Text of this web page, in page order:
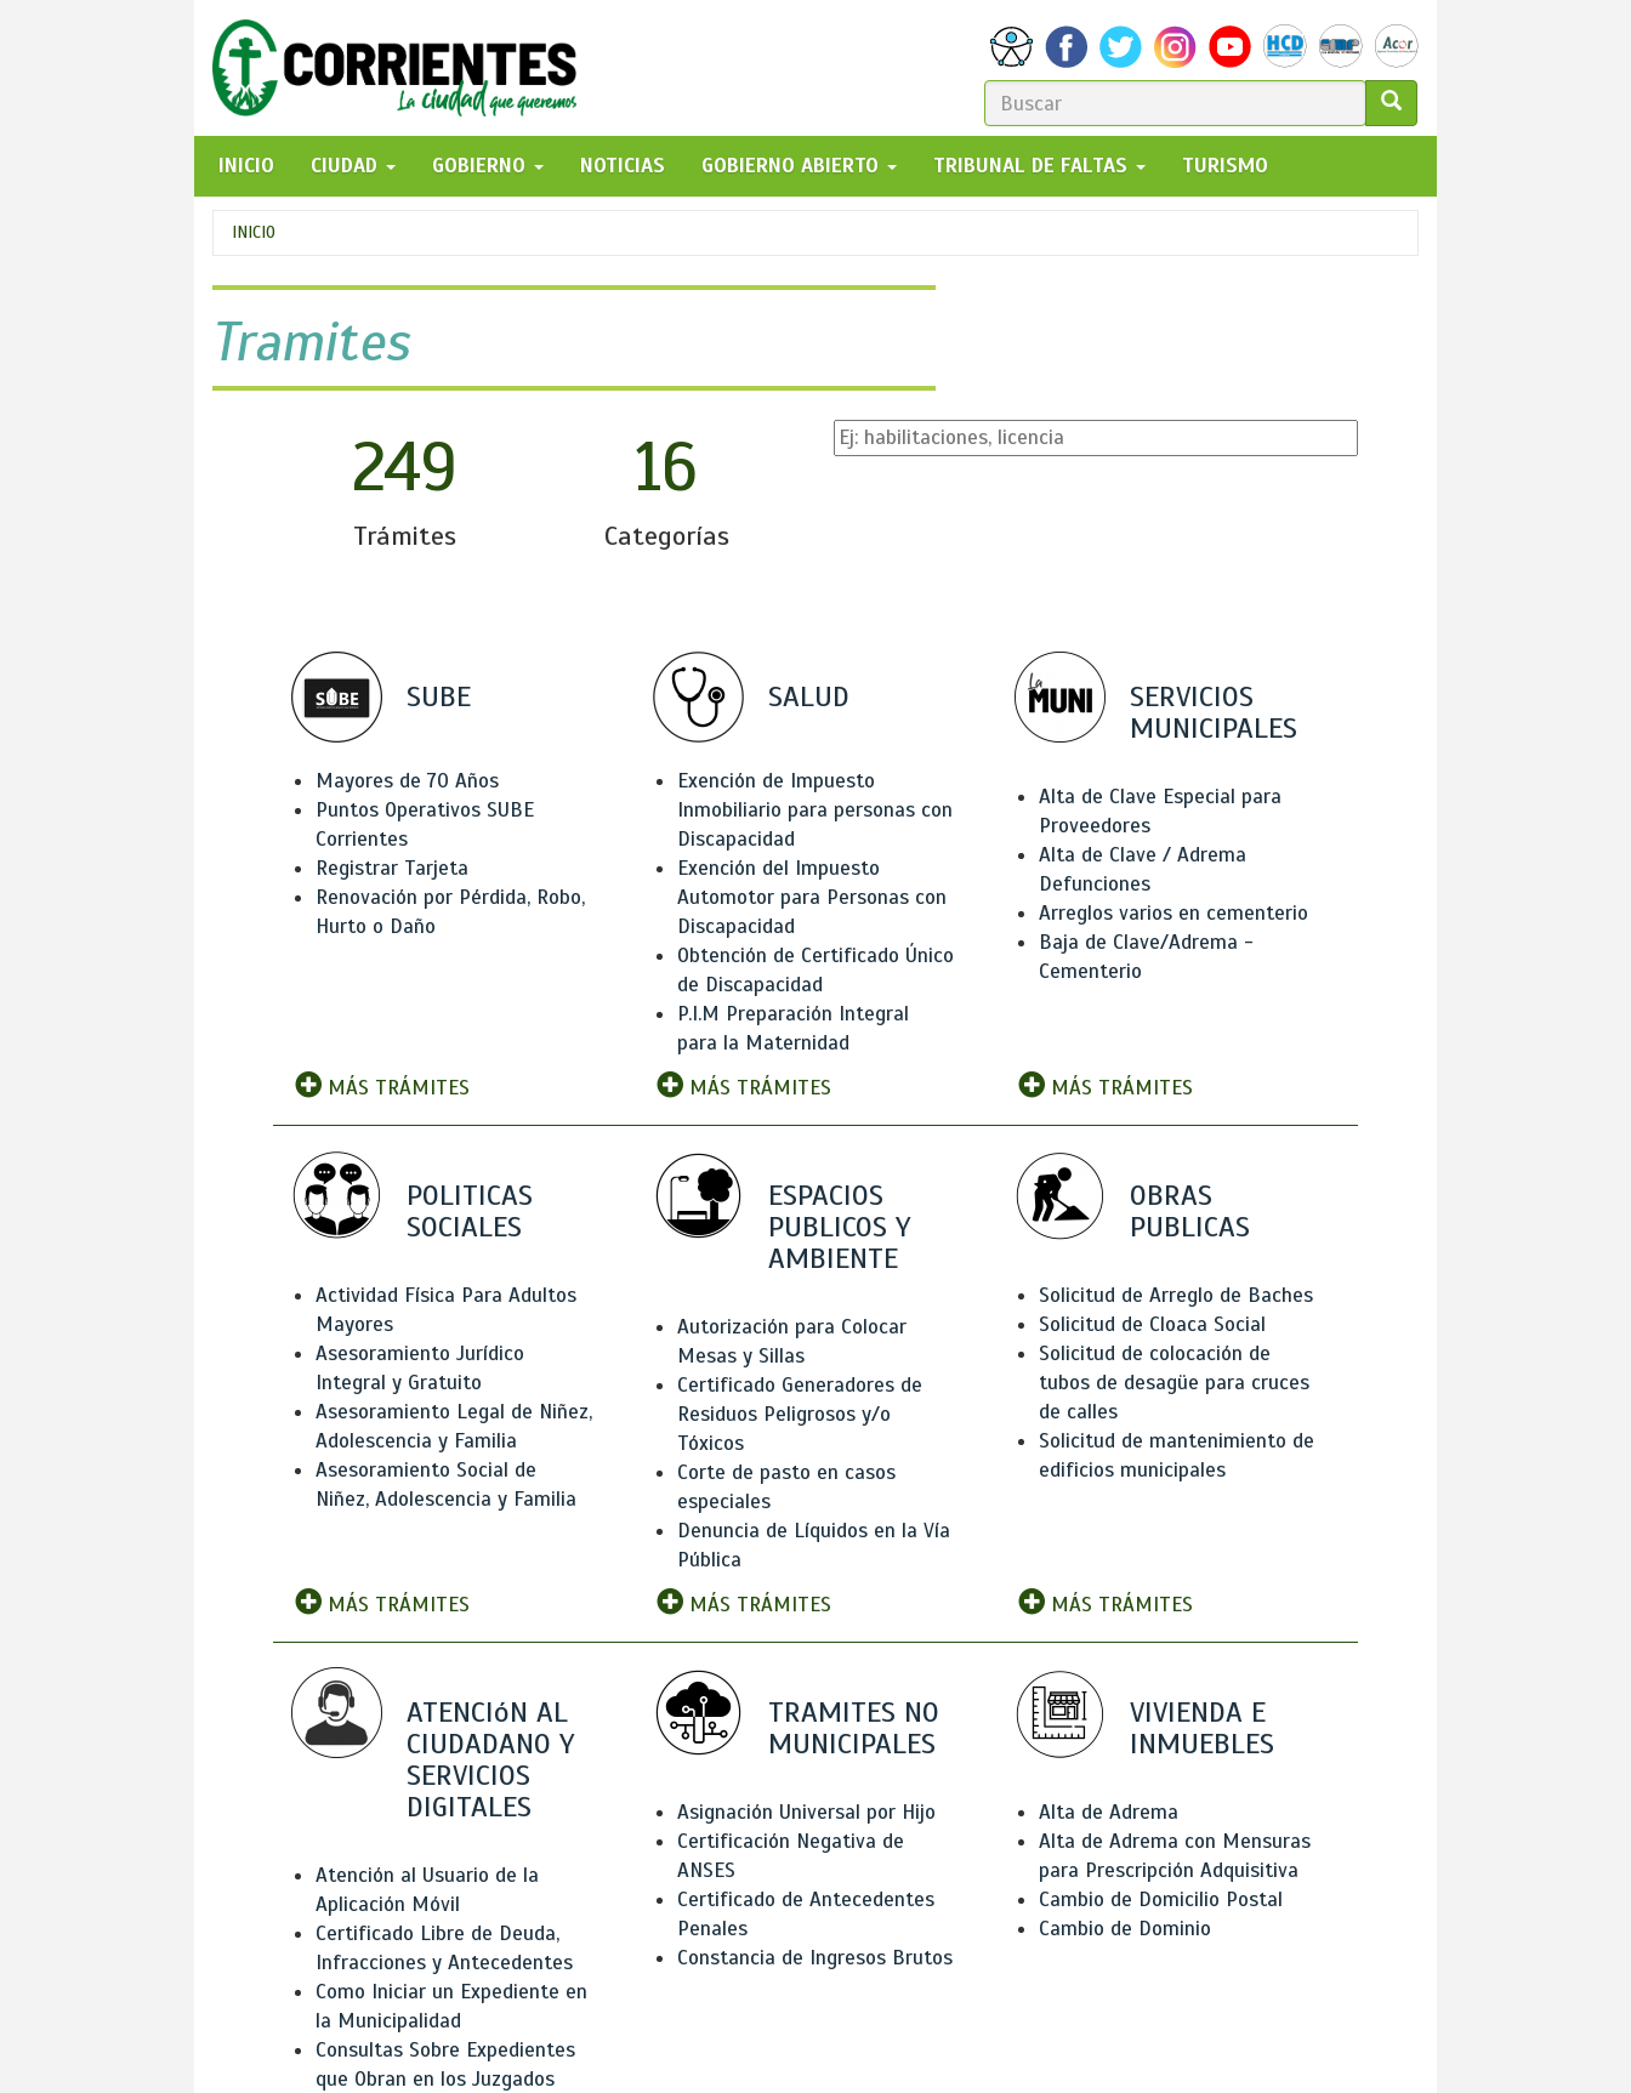
FORMULARIO
DE
BÚSQUEDA
GO!
INICIO
CIUDAD GOBIERNO NOTICIAS GOBIERNO ABIERTO TRIBUNAL DE FALTAS TURISMO
Se
encuentra
usted
aquí
INICIO
Tramites
249
Trámites
16
Categorías
SUBE
Mayores de 70 Años
Puntos Operativos SUBE
Corrientes
Registrar Tarjeta
Renovación por Pérdida, Robo,
Hurto o Daño
MÁS TRÁMITES
SALUD
Exención de Impuesto
Inmobiliario para personas con
Discapacidad
Exención del Impuesto
Automotor para Personas con
Discapacidad
Obtención de Certificado Único
de Discapacidad
P.I.M Preparación Integral
para la Maternidad
MÁS TRÁMITES
SERVICIOS
MUNICIPALES
Alta de Clave Especial para
Proveedores
Alta de Clave / Adrema
Defunciones
Arreglos varios en cementerio
Baja de Clave/Adrema -
Cementerio
MÁS TRÁMITES
POLITICAS
SOCIALES
Actividad Física Para Adultos
Mayores
Asesoramiento Jurídico
Integral y Gratuito
Asesoramiento Legal de Niñez,
Adolescencia y Familia
Asesoramiento Social de
Niñez, Adolescencia y Familia
MÁS TRÁMITES
ESPACIOS
PUBLICOS Y
AMBIENTE
Autorización para Colocar
Mesas y Sillas
Certificado Generadores de
Residuos Peligrosos y/o
Tóxicos
Corte de pasto en casos
especiales
Denuncia de Líquidos en la Vía
Pública
MÁS TRÁMITES
OBRAS
PUBLICAS
Solicitud de Arreglo de Baches
Solicitud de Cloaca Social
Solicitud de colocación de
tubos de desagüe para cruces
de calles
Solicitud de mantenimiento de
edificios municipales
MÁS TRÁMITES
ATENCIóN AL
CIUDADANO Y
SERVICIOS
DIGITALES
Atención al Usuario de la
Aplicación Móvil
Certificado Libre de Deuda,
Infracciones y Antecedentes
Como Iniciar un Expediente en
la Municipalidad
Consultas Sobre Expedientes
que Obran en los Juzgados
TRAMITES NO
MUNICIPALES
Asignación Universal por Hijo
Certificación Negativa de
ANSES
Certificado de Antecedentes
Penales
Constancia de Ingresos Brutos
VIVIENDA E
INMUEBLES
Alta de Adrema
Alta de Adrema con Mensuras
para Prescripción Adquisitiva
Cambio de Domicilio Postal
Cambio de Dominio